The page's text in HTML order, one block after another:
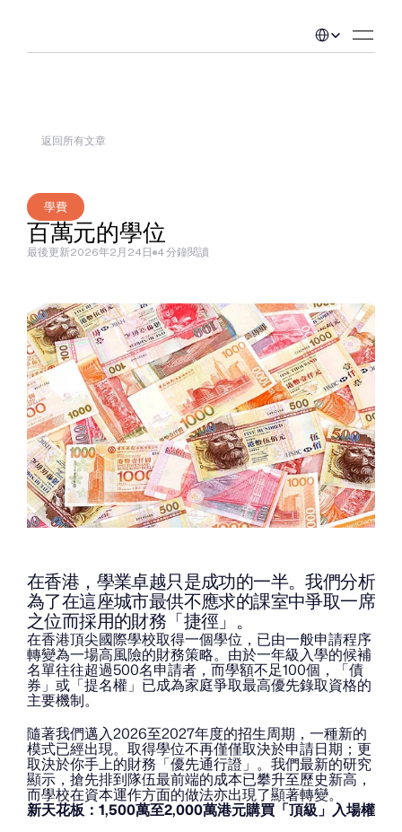
返回所有文章
學費
百萬元的學位
最後更新2026年2月24日 4 分鐘閱讀
在香港，學業卓越只是成功的一半。我們分析
為了在這座城市最供不應求的課室中爭取一席
之位而採用的財務「捷徑」。
在香港頂尖國際學校取得一個學位，已由一般申請程序
轉變為一場高風險的財務策略。由於一年級入學的候補
名單往往超過500名申請者，而學額不足100個，「債
券」或「提名權」已成為家庭爭取最高優先錄取資格的
主要機制。
隨著我們邁入2026至2027年度的招生周期，一種新的
模式已經出現。取得學位不再僅僅取決於申請日期；更
取決於你手上的財務「優先通行證」。我們最新的研究
顯示，搶先排到隊伍最前端的成本已攀升至歷史新高，
而學校在資本運作方面的做法亦出現了顯著轉變。
新天花板：1,500萬至2,000萬港元購買「頂級」入場權